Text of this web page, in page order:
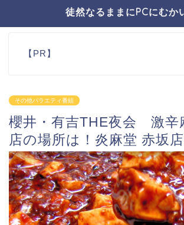
徒然なるままにPCにむか
【PR】
その他バラエティ番組
櫻井・有吉THE夜会 激辛
店の場所は！炎麻堂 赤坂店